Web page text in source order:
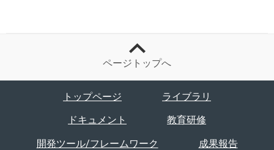
ページトップへ
トップページ ライブラリ
ドキュメント 教育研修
開発ツール/フレームワーク 成果報告